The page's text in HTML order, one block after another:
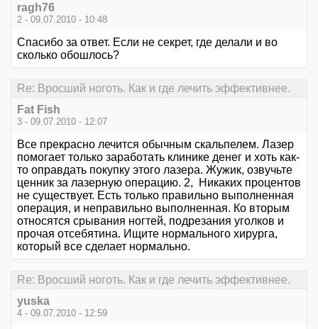
ragh76
2 - 09.07.2010 - 10:48
Спасибо за ответ. Если не секрет, где делали и во
сколько обошлось?
Re: Вросший ноготь. Как и где лечить эффективнее.
Fat Fish
3 - 09.07.2010 - 12:07
Все прекрасно лечится обычным скальпелем. Лазер
помогает только заработать клинике денег и хоть как-
то оправдать покупку этого лазера. Жужик, озвучьте
ценник за лазерную операцию. 2, Никаких процентов
не существует. Есть только правильно выполненная
операция, и неправильно выполненная. Ко вторым
относятся срывания ногтей, подрезания уголков и
прочая отсебятина. Ищите нормального хирурга,
который все сделает нормально.
Re: Вросший ноготь. Как и где лечить эффективнее.
yuska
4 - 09.07.2010 - 12:59